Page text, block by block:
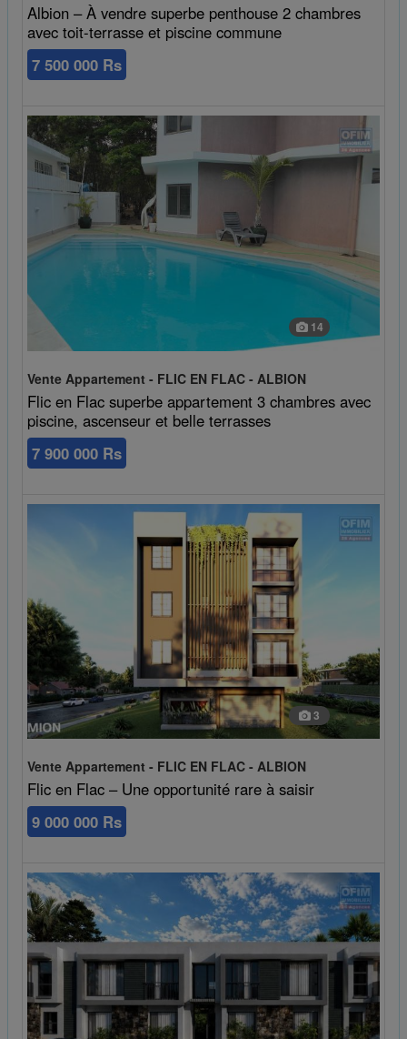
Albion – À vendre superbe penthouse 2 chambres
avec toit-terrasse et piscine commune
7 500 000 Rs
14
Vente Appartement - FLIC EN FLAC - ALBION
Flic en Flac superbe appartement 3 chambres avec
piscine, ascenseur et belle terrasses
7 900 000 Rs
3
Vente Appartement - FLIC EN FLAC - ALBION
Flic en Flac – Une opportunité rare à saisir
9 000 000 Rs